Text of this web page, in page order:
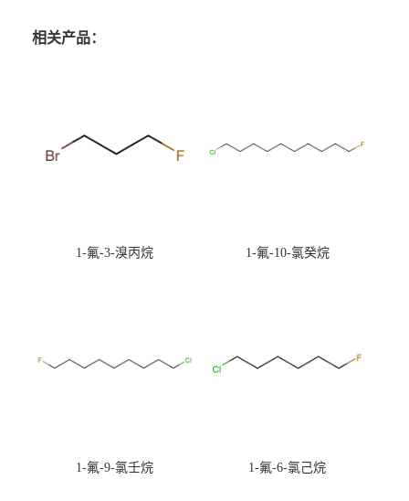
相关产品：
1-氟-3-溴丙烷 1-氟-10-氯癸烷
1-氟-9-氯壬烷 1-氟-6-氯己烷